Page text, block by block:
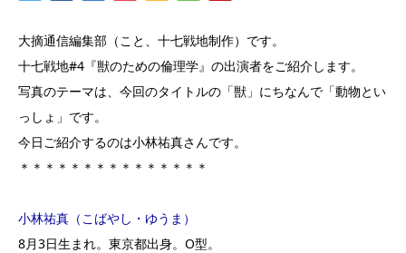
大摘通信編集部（こと、十七戦地制作）です。
十七戦地#4『獣のための倫理学』の出演者をご紹介します。
写真のテーマは、今回のタイトルの「獣」にちなんで「動物とい
っしょ」です。
今日ご紹介するのは小林祐真さんです。
＊＊＊＊＊＊＊＊＊＊＊＊＊＊＊
小林祐真（こばやし・ゆうま）
8月3日生まれ。東京都出身。O型。